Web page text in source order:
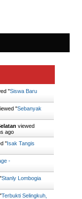
"Siswa Baru
"Sebanyak
viewed
ago
"Isak Tangis
-
Stanly Lombogia
Terbukti Selingkuh,